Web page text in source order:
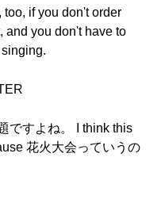
too, if you don't order
and you don't have to
ですよね。 I think this
花火大会っていうの